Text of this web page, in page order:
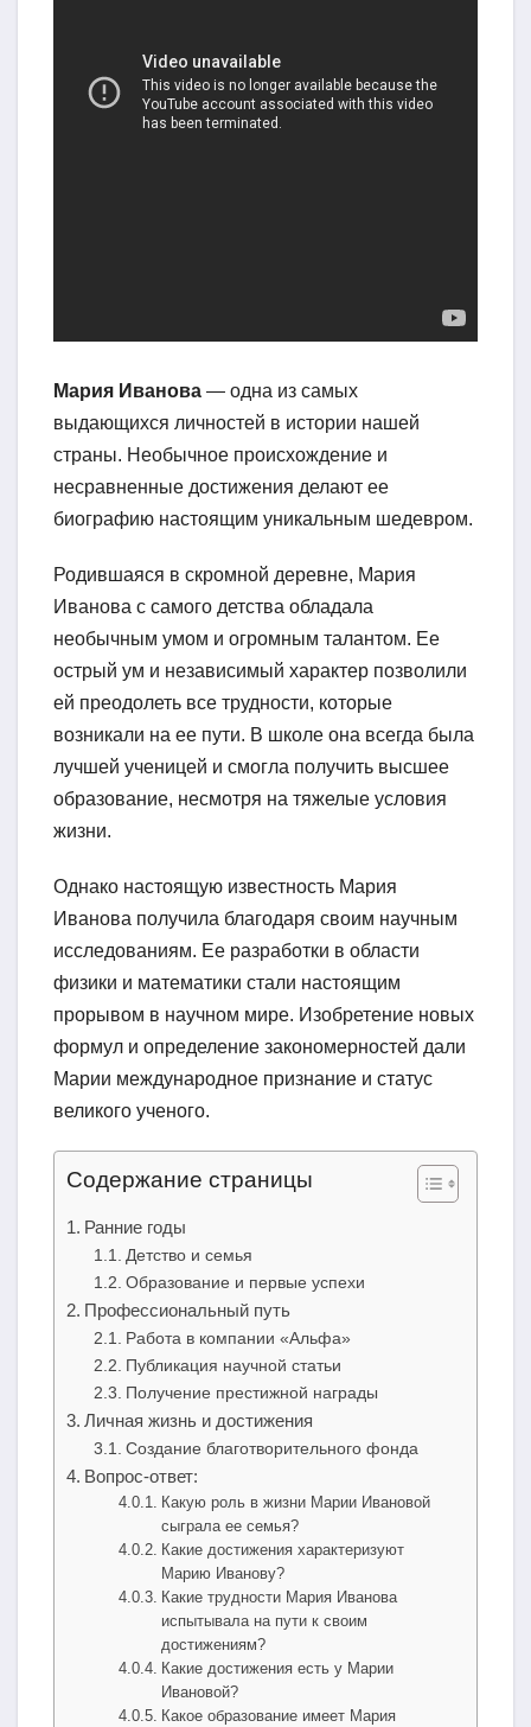
Мария Иванова — одна из самых
выдающихся личностей в истории нашей
страны. Необычное происхождение и
несравненные достижения делают ее
биографию настоящим уникальным шедевром.
Родившаяся в скромной деревне, Мария
Иванова с самого детства обладала
необычным умом и огромным талантом. Ее
острый ум и независимый характер позволили
ей преодолеть все трудности, которые
возникали на ее пути. В школе она всегда была
лучшей ученицей и смогла получить высшее
образование, несмотря на тяжелые условия
жизни.
Однако настоящую известность Мария
Иванова получила благодаря своим научным
исследованиям. Ее разработки в области
физики и математики стали настоящим
прорывом в научном мире. Изобретение новых
формул и определение закономерностей дали
Марии международное признание и статус
великого ученого.
Содержание страницы
Ранние годы
Детство и семья
Образование и первые успехи
Профессиональный путь
Работа в компании «Альфа»
Публикация научной статьи
Получение престижной награды
Личная жизнь и достижения
Создание благотворительного фонда
Вопрос-ответ:
Какую роль в жизни Марии Ивановой
сыграла ее семья?
Какие достижения характеризуют
Марию Иванову?
Какие трудности Мария Иванова
испытывала на пути к своим
достижениям?
Какие достижения есть у Марии
Ивановой?
Какое образование имеет Мария